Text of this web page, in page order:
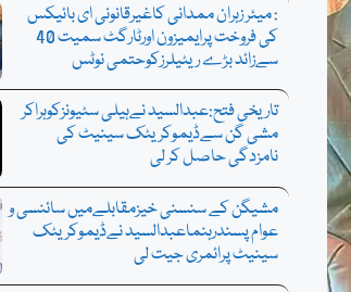
: میئر زہران ممدانی کاغیرقانونی ای بائیکس
کی فروخت پرایمیزون اورٹارگٹ سمیت 40
سےزائد بڑے ریٹیلرزکوحتمی نوٹس
تاریخی فتح:عبدالسید نےہیلی سٹیونزکوہراکر
مشی گن سےڈیموکریٹک سینیٹ کی
نامزدگی حاصل کر لی
مشیگن کے سنسنی خیزمقابلےمیں سائنسی و
عوام پسندرہنماعبدالسید نےڈیموکریٹک
سینیٹ پرائمری جیت لی